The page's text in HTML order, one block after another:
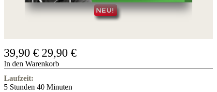
39,90 € 29,90 €
In den Warenkorb
Laufzeit:
5 Stunden 40 Minuten